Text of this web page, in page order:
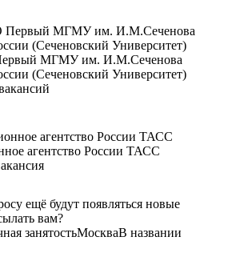
МГМУ им. И.М.Сеченова
(Сеченовский Университет)
агентство России ТАСС
ещё будут появляться новые
вам?
занятостьМоскваВ названии